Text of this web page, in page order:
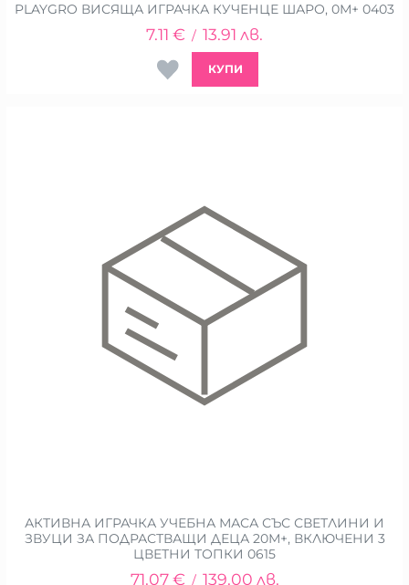
PLAYGRO ВИСЯЩА ИГРАЧКА КУЧЕНЦЕ ШАРО, 0М+ 0403
7.11 € / 13.91 лв.
КУПИ
АКТИВНА ИГРАЧКА УЧЕБНА МАСА СЪС СВЕТЛИНИ И
ЗВУЦИ ЗА ПОДРАСТВАЩИ ДЕЦА 20М+, ВКЛЮЧЕНИ 3
ЦВЕТНИ ТОПКИ 0615
71.07 € / 139.00 лв.